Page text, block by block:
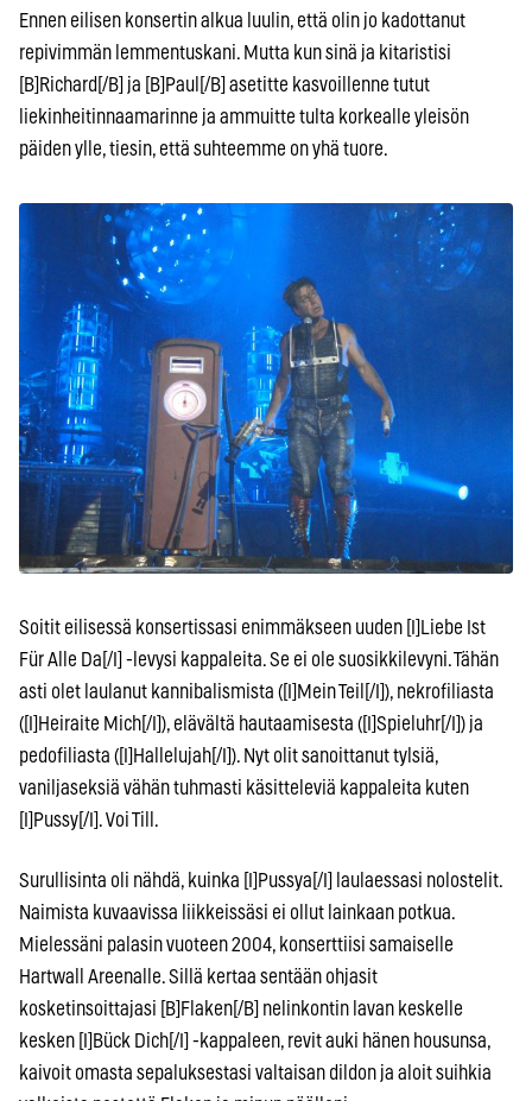
Ennen eilisen konsertin alkua luulin, että olin jo kadottanut
repivimmän lemmentuskani. Mutta kun sinä ja kitaristisi
[B]Richard[/B] ja [B]Paul[/B] asetitte kasvoillenne tutut
liekinheitinnaamarinne ja ammuitte tulta korkealle yleisön
päiden ylle, tiesin, että suhteemme on yhä tuore.
Soitit eilisessä konsertissasi enimmäkseen uuden [I]Liebe Ist
Für Alle Da[/I] -levysi kappaleita. Se ei ole suosikkilevyni. Tähän
asti olet laulanut kannibalismista ([I]Mein Teil[/I]), nekrofiliasta
([I]Heiraite Mich[/I]), elävältä hautaamisesta ([I]Spieluhr[/I]) ja
pedofiliasta ([I]Hallelujah[/I]). Nyt olit sanoittanut tylsiä,
vaniljaseksiä vähän tuhmasti käsitteleviä kappaleita kuten
[I]Pussy[/I]. Voi Till.
Surullisinta oli nähdä, kuinka [I]Pussya[/I] laulaessasi nolostelit.
Naimista kuvaavissa liikkeissäsi ei ollut lainkaan potkua.
Mielessäni palasin vuoteen 2004, konserttiisi samaiselle
Hartwall Areenalle. Sillä kertaa sentään ohjasit
kosketinsoittajasi [B]Flaken[/B] nelinkontin lavan keskelle
kesken [I]Bück Dich[/I] -kappaleen, revit auki hänen housunsa,
kaivoit omasta sepaluksestasi valtaisan dildon ja aloit suihkia